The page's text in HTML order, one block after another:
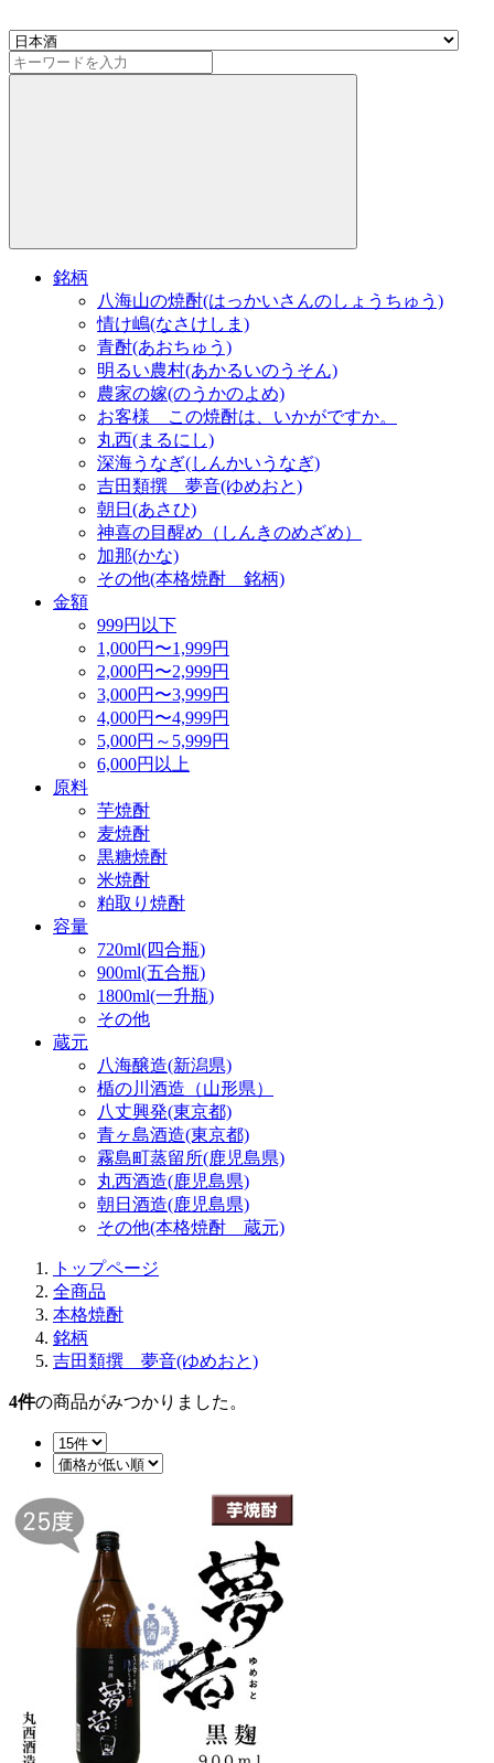
銘柄
八海山の焼酎(はっかいさんのしょうちゅう)
情け嶋(なさけしま)
青酎(あおちゅう)
明るい農村(あかるいのうそん)
農家の嫁(のうかのよめ)
お客様 この焼酎は、いかがですか。
丸西(まるにし)
深海うなぎ(しんかいうなぎ)
吉田類撰 夢音(ゆめおと)
朝日(あさひ)
神喜の目醒め（しんきのめざめ）
加那(かな)
その他(本格焼酎 銘柄)
金額
999円以下
1,000円〜1,999円
2,000円〜2,999円
3,000円〜3,999円
4,000円〜4,999円
5,000円～5,999円
6,000円以上
原料
芋焼酎
麦焼酎
黒糖焼酎
米焼酎
粕取り焼酎
容量
720ml(四合瓶)
900ml(五合瓶)
1800ml(一升瓶)
その他
蔵元
八海醸造(新潟県)
楯の川酒造（山形県）
八丈興発(東京都)
青ヶ島酒造(東京都)
霧島町蒸留所(鹿児島県)
丸西酒造(鹿児島県)
朝日酒造(鹿児島県)
その他(本格焼酎 蔵元)
トップページ
全商品
本格焼酎
銘柄
吉田類撰 夢音(ゆめおと)
4件の商品がみつかりました。